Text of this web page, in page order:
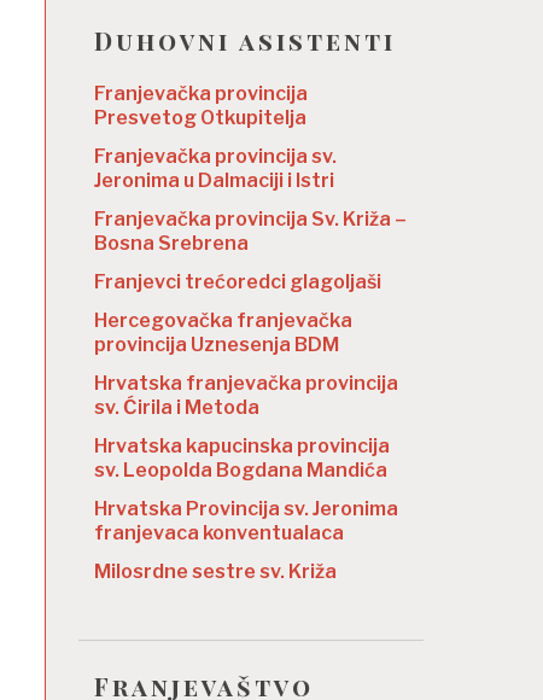
Duhovni asistenti
Franjevačka provincija
Presvetog Otkupitelja
Franjevačka provincija sv.
Jeronima u Dalmaciji i Istri
Franjevačka provincija Sv. Križa –
Bosna Srebrena
Franjevci trećoredci glagoljaši
Hercegovačka franjevačka
provincija Uznesenja BDM
Hrvatska franjevačka provincija
sv. Ćirila i Metoda
Hrvatska kapucinska provincija
sv. Leopolda Bogdana Mandića
Hrvatska Provincija sv. Jeronima
franjevaca konventualaca
Milosrdne sestre sv. Križa
Franjevaštvo